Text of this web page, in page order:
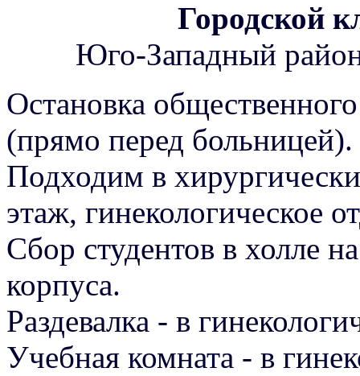
Городской
Юго-Западный
Остановка
(прямо перед больницей).
Подходим в
этаж, гинекологическое
Сбор студентов в холле
корпуса.
Раздевалка - в
Учебная комната - в